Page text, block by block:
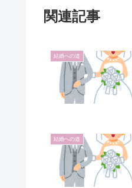
関連記事
結婚への道
結婚への道